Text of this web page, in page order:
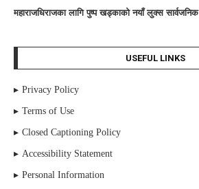
महाराजधिराजका लागि पुष्प खड्काको नयाँ लुक्स सार्वजनिक
USEFUL LINKS
Privacy Policy
Terms of Use
Closed Captioning Policy
Accessibility Statement
Personal Information